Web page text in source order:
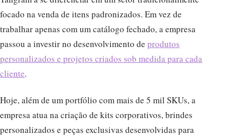
focado na venda de itens padronizados. Em vez de
trabalhar apenas com um catálogo fechado, a empresa
passou a investir no desenvolvimento de produtos
personalizados e projetos criados sob medida para cada
cliente.
Hoje, além de um portfólio com mais de 5 mil SKUs, a
empresa atua na criação de kits corporativos, brindes
personalizados e peças exclusivas desenvolvidas para